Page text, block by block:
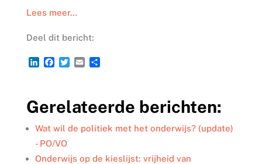
Lees meer…
Deel dit bericht:
L
e
d
I
n
F
b
o
o
k
T
t
e
r
E
l
D
n
Gerelateerde berichten:
Wat wil de politiek met het onderwijs? (update)
- PO/VO
Onderwijs op de kieslijst: vrijheid van